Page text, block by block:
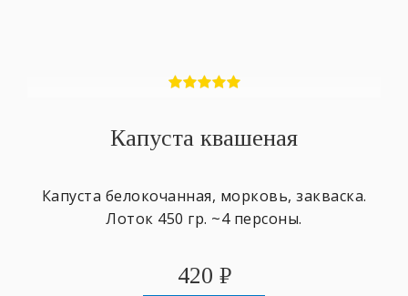
Капуста квашеная
Капуста белокочанная, морковь, закваска.
Лоток 450 гр. ~4 персоны.
420 ₽